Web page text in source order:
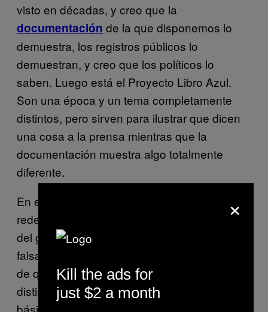
visto en décadas, y creo que la
documentación de la que disponemos lo
demuestra, los registros públicos lo
demuestran, y creo que los políticos lo
saben. Luego está el Proyecto Libro Azul.
Son una época y un tema completamente
distintos, pero sirven para ilustrar que dicen
una cosa a la prensa mientras que la
documentación muestra algo totalmente
diferente.
En el siglo XXI, la llegada de Twitter y las
redes sociales revolucionaron las tapaderas
del gobierno. Basta con difundir información
falsa y se extenderá como pólvora, y antes
de que acabe el día habrá cinco versiones
distintas de la misma historia. Esa es,
básicamente, la forma de encubrir hechos en
×
Kill the ads for
just $2 a month